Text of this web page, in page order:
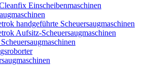
Einscheibenmaschinen
handgeführte Scheuersaugmaschinen
Aufsitz-Scheuersaugmaschinen